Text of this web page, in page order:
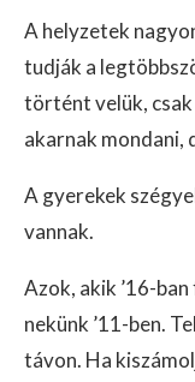
A helyzetek
tudják a
történt velük,
akarnak mondani,
A gyerekek
vannak.
Azok, akik ’16-
nekünk ’11-ben.
távon. Ha